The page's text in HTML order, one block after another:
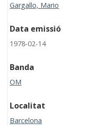
Gargallo, Mario
Data emissió
1978-02-14
Banda
OM
Localitat
Barcelona